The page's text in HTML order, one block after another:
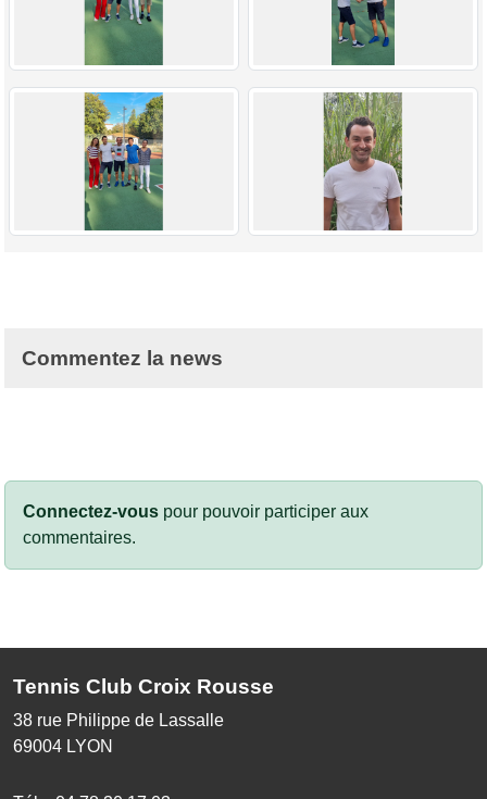
Commentez la news
Connectez-vous pour pouvoir participer aux
commentaires.
Tennis Club Croix Rousse
38 rue Philippe de Lassalle
69004 LYON